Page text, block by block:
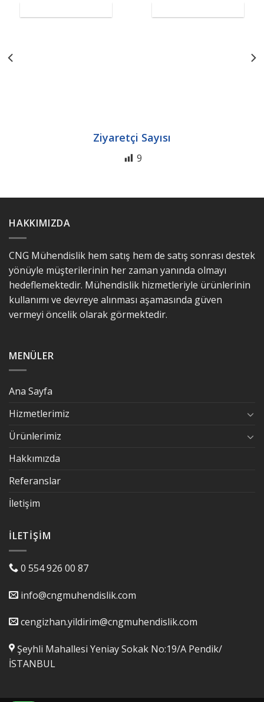
Ziyaretçi Sayısı
9
HAKKIMIZDA
CNG Mühendislik hem satış hem de satış sonrası destek
yönüyle müşterilerinin her zaman yanında olmayı
hedeflemektedir. Mühendislik hizmetleriyle ürünlerinin
kullanımı ve devreye alınması aşamasında güven
vermeyi öncelik olarak görmektedir.
MENÜLER
Ana Sayfa
Hizmetlerimiz
Ürünlerimiz
Hakkımızda
Referanslar
İletişim
İLETIŞIM
0 554 926 00 87
info@cngmuhendislik.com
cengizhan.yildirim@cngmuhendislik.com
Şeyhli Mahallesi Yeniay Sokak No:19/A Pendik/
İSTANBUL